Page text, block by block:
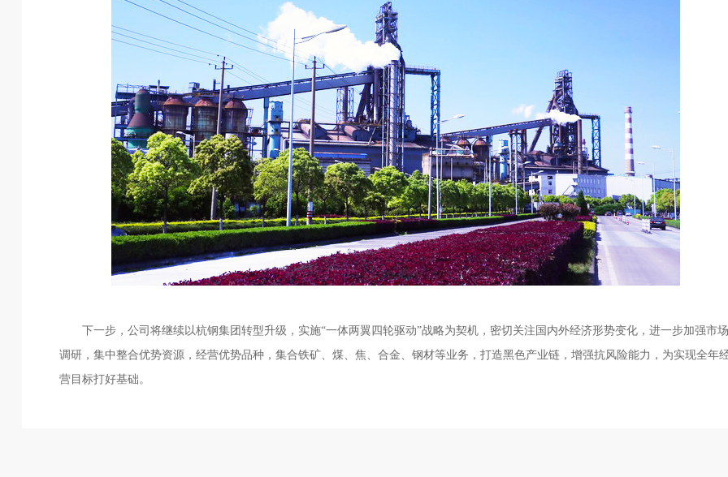
下一步，公司将继续以杭钢集团转型升级，实施“一体两翼四轮驱动”战略为契机，密切关注国内外经济形势变化，进一步加强市场
调研，集中整合优势资源，经营优势品种，集合铁矿、煤、焦、合金、钢材等业务，打造黑色产业链，增强抗风险能力，为实现全年
营目标打好基础。